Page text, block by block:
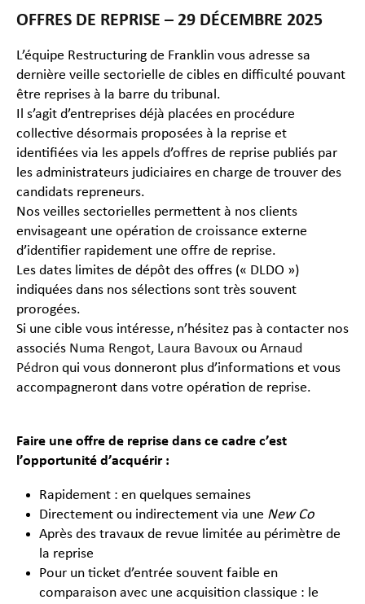
OFFRES DE REPRISE – 29 DÉCEMBRE 2025
L’équipe Restructuring de Franklin vous adresse sa
dernière veille sectorielle de cibles en difficulté pouvant
être reprises à la barre du tribunal.
Il s’agit d’entreprises déjà placées en procédure
collective désormais proposées à la reprise et
identifiées via les appels d’offres de reprise publiés par
les administrateurs judiciaires en charge de trouver des
candidats repreneurs.
Nos veilles sectorielles permettent à nos clients
envisageant une opération de croissance externe
d’identifier rapidement une offre de reprise.
Les dates limites de dépôt des offres (« DLDO »)
indiquées dans nos sélections sont très souvent
prorogées.
Si une cible vous intéresse, n’hésitez pas à contacter nos
associés Numa Rengot, Laura Bavoux ou Arnaud
Pédron qui vous donneront plus d’informations et vous
accompagneront dans votre opération de reprise.
Faire une offre de reprise dans ce cadre c’est
l’opportunité d’acquérir :
Rapidement : en quelques semaines
Directement ou indirectement via une New Co
Après des travaux de revue limitée au périmètre de
la reprise
Pour un ticket d’entrée souvent faible en
comparaison avec une acquisition classique : le